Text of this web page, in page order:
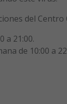
del Centro
a 21:00.
de 10:00 a